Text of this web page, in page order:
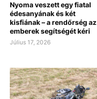
Nyoma veszett egy fiatal
édesanyának és két
kisfiának – a rendőrség az
emberek segítségét kéri
Július 17, 2026